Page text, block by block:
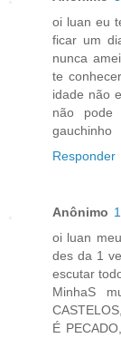
oi luan eu
ficar um
nunca
te
idade não
não pode
gauchinho
Responder
Anônimo
oi luan
des da 1
escutar
MinhaS
É